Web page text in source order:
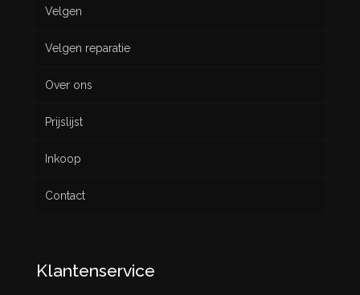
Nieuw
Gebruikt
Velgen
Velgen reparatie
Over ons
Prijslijst
Inkoop
Contact
Klantenservice